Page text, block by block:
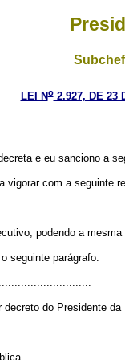
LEI No2.927, DE 23
e eu sanciono a
vigorar com a seguinte
podendo a
seguinte parágrafo:
do Presidente da